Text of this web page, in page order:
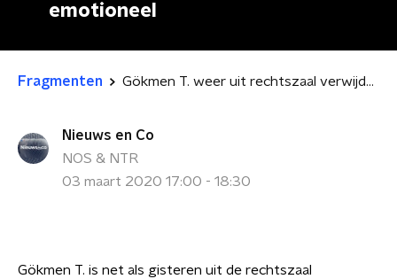
emotioneel
Fragmenten Gökmen T. weer uit rechtszaal verwijderd, nabestaanden emotioneel
Nieuws en Co
NOS & NTR
03 maart 2020 17:00 - 18:30
Gökmen T. is net als gisteren uit de rechtszaal